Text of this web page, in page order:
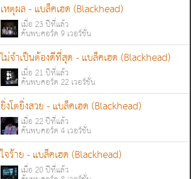
เหตุผล - แบล็คเฮด (Blackhead)
เมื่อ 23 ปีที่แล้ว
ค้นพบคอร์ด 9 เวอร์ชั่น
ไม่จำเป็นต้องดีที่สุด - แบล็คเฮด (Blackhead)
เมื่อ 21 ปีที่แล้ว
ค้นพบคอร์ด 22 เวอร์ชั่น
ยิ่งโตยิ่งสวย - แบล็คเฮด (Blackhead)
เมื่อ 22 ปีที่แล้ว
ค้นพบคอร์ด 4 เวอร์ชั่น
ใจร้าย - แบล็คเฮด (Blackhead)
เมื่อ 20 ปีที่แล้ว